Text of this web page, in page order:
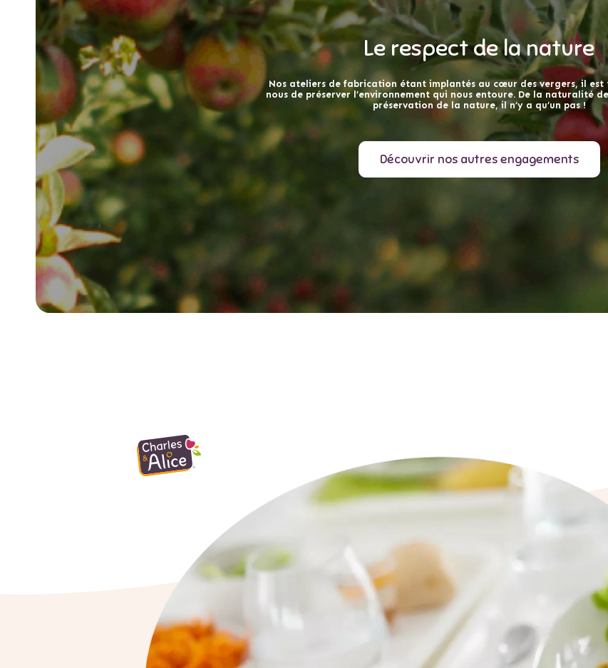
Le respect de la nature
Nos ateliers de fabrication étant implantés au cœur des vergers, il
nous de préserver l’environnement qui nous entoure. De la naturalité
préservation de la nature, il n’y a qu’un pas !
Découvrir nos autres engagements